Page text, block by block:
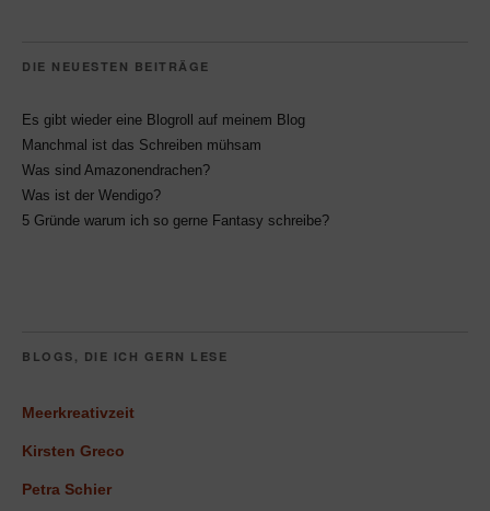
DIE NEUESTEN BEITRÄGE
Es gibt wieder eine Blogroll auf meinem Blog
Manchmal ist das Schreiben mühsam
Was sind Amazonendrachen?
Was ist der Wendigo?
5 Gründe warum ich so gerne Fantasy schreibe?
BLOGS, DIE ICH GERN LESE
Meerkreativzeit
Kirsten Greco
Petra Schier